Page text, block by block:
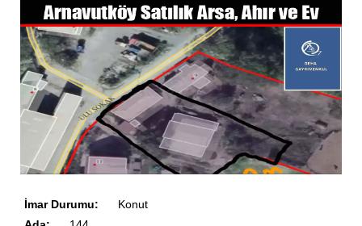
İmar Durumu:
Konut